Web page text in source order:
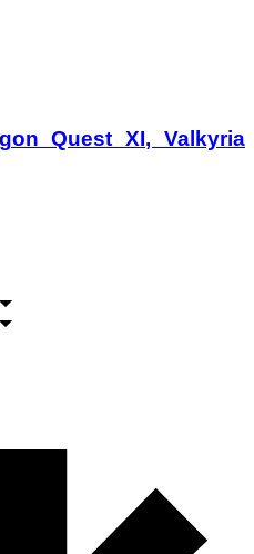
Quest XI, Valkyria